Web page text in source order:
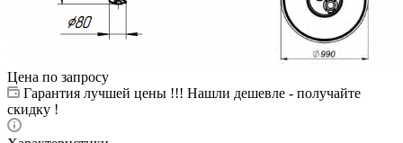
Цена по запросу
Гарантия лучшей цены !!! Нашли дешевле - получайте
скидку !